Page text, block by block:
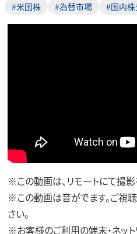
#米国株 #為替市場 #国内
※この動画は、リモートにて撮影
※この動画は音がでます。ご視
さい。
※お客様のご利用の端末・ネッ